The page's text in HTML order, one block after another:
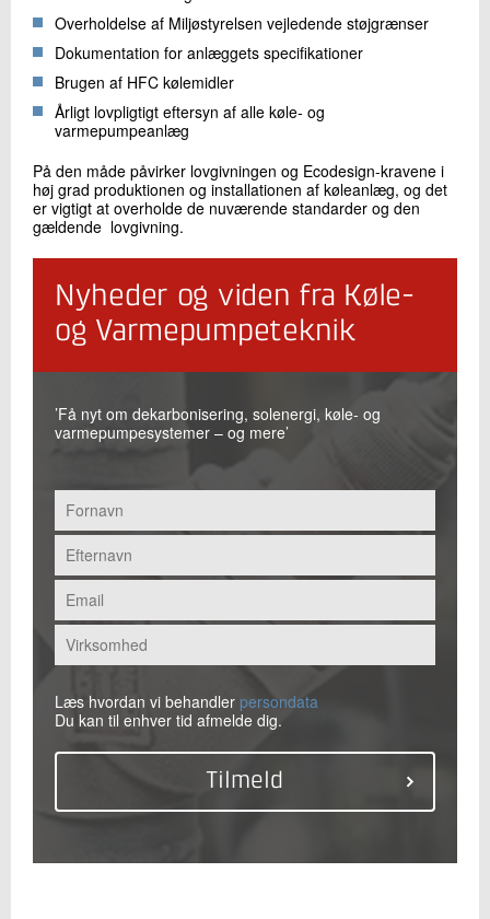
Overholdelse af Miljøstyrelsen vejledende støjgrænser
Dokumentation for anlæggets specifikationer
Brugen af HFC kølemidler
Årligt lovpligtigt eftersyn af alle køle- og
varmepumpeanlæg
På den måde påvirker lovgivningen og Ecodesign-kravene i
høj grad produktionen og installationen af køleanlæg, og det
er vigtigt at overholde de nuværende standarder og den
gældende lovgivning.
Nyheder og viden fra Køle-
og Varmepumpeteknik
’Få nyt om dekarbonisering, solenergi, køle- og
varmepumpesystemer – og mere’
Læs hvordan vi behandler persondata
Du kan til enhver tid afmelde dig.